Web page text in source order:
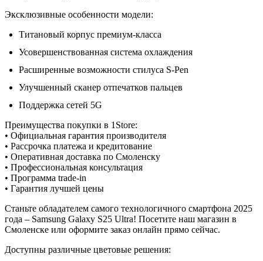
Эксклюзивные особенности модели:
Титановый корпус премиум-класса
Усовершенствованная система охлаждения
Расширенные возможности стилуса S-Pen
Улучшенный сканер отпечатков пальцев
Поддержка сетей 5G
Преимущества покупки в 1Store:
• Официальная гарантия производителя
• Рассрочка платежа и кредитование
• Оперативная доставка по Смоленску
• Профессиональная консультация
• Программа trade-in
• Гарантия лучшей цены
Станьте обладателем самого технологичного смартфона 2025
года – Samsung Galaxy S25 Ultra! Посетите наш магазин в
Смоленске или оформите заказ онлайн прямо сейчас.
Доступны различные цветовые решения: